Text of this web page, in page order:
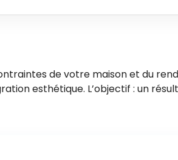
de votre maison et du
esthétique. L’objectif : un